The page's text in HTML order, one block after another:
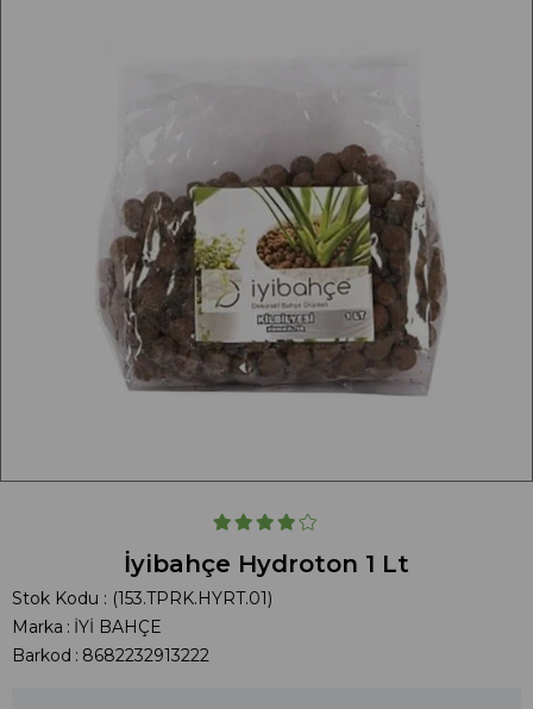
İyibahçe Hydroton 1 Lt
Stok Kodu
(153.TPRK.HYRT.01)
Marka : İYİ BAHÇE
Barkod : 8682232913222